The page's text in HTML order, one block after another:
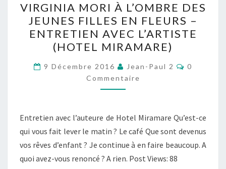
MORI
À
L’OMBRE
DES
JEUNES
FILLES
EN
–
ENTRETIEN
AVEC
L’ARTISTE
VIRGINIA MORI À L’OMBRE DES
JEUNES FILLES EN FLEURS –
ENTRETIEN AVEC L’ARTISTE
(HOTEL MIRAMARE)
9 Décembre 2016 Jean-Paul 2
0
Commentaire
Entretien avec l’auteure de Hotel Miramare Qu’est-ce
qui vous fait lever le matin ? Le café Que sont devenus
vos rêves d’enfant ? Je continue à en faire beaucoup. A
quoi avez-vous renoncé ? A rien. Post Views: 88